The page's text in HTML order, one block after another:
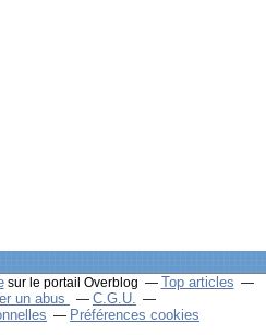
sur le portail Overblog
Top articles
un abus
C.G.U.
Préférences cookies